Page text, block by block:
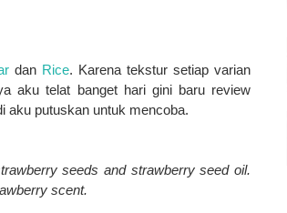
dan Rice. Karena tekstur setiap varian
aku telat banget hari gini baru review
aku putuskan untuk mencoba.
seeds and strawberry seed oil.
scent.